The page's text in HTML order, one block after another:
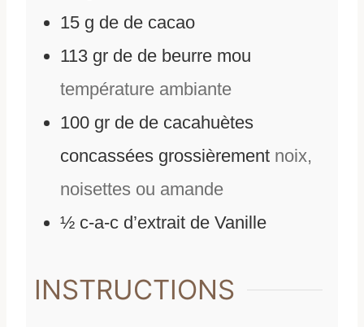
15 g de de cacao
113 gr de de beurre mou
température ambiante
100 gr de de cacahuètes
concassées grossièrement noix,
noisettes ou amande
½ c-a-c d’extrait de Vanille
INSTRUCTIONS